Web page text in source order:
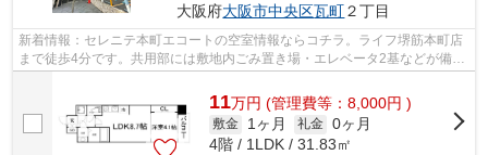
大阪府大阪市中央区瓦町２丁目
新着情報：セレニテ本町エコートの空室情報ならコチラ。ライフ堺筋本町店
まで徒歩4分です。共用部には敷地内ごみ置き場・エレベータ2基などが備わ
11万円 (管理費等：8,000円 )
敷金 1ヶ月 礼金 0ヶ月
4階 / 1LDK / 31.83㎡